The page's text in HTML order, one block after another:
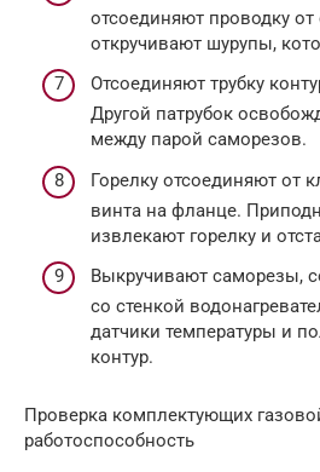
отсоединяют проводку
откручивают шурупы,
Отсоединяют трубку
Другой патрубок
между парой саморезов.
Горелку отсоединяют от
винта на фланце.
извлекают горелку и
Выкручивают саморезы,
со стенкой
датчики температуры и
контур.
Проверка комплектующих
работоспособность